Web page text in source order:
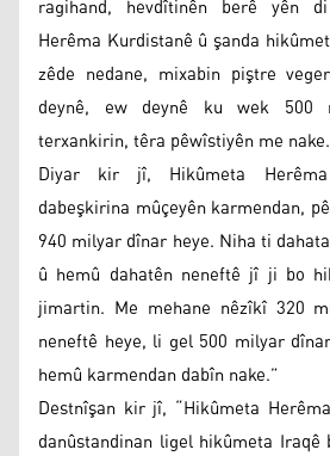
ragihand, hevdîtinên berê yên
Herêma Kurdistanê û şanda
zêde nedane, mixabin piştre
deynê, ew deynê ku wek 500
terxankirin, têra pêwîstiyên me nake.
Diyar kir jî, Hikûmeta
dabeşkirina mûçeyên karmendan,
940 milyar dînar heye. Niha ti
û hemû dahatên neneftê jî ji bo
jimartin. Me mehane nêzîkî 320
neneftê heye, li gel 500 milyar
hemû karmendan dabîn nake.”
Destnîşan kir jî, “Hikûmeta
danûstandinan ligel hikûmeta